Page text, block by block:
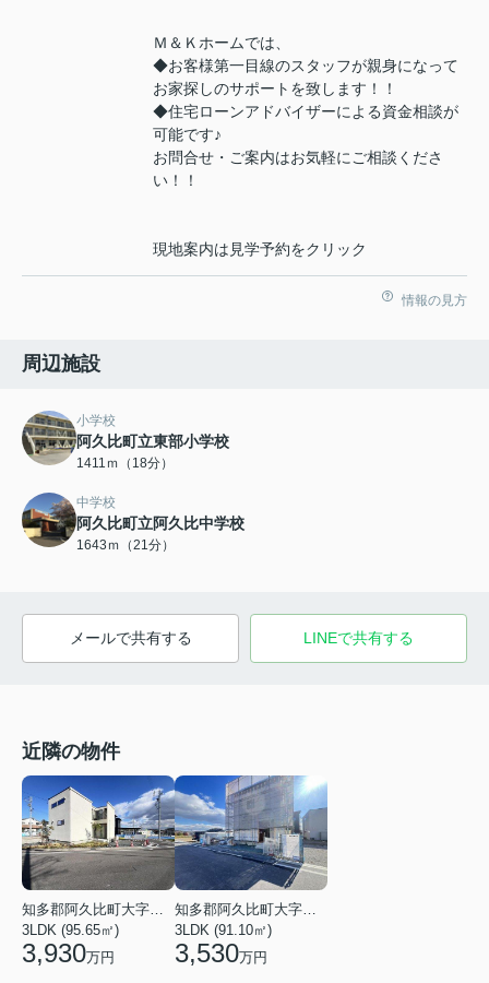
Ｍ＆Ｋホームでは、
◆お客様第一目線のスタッフが親身になって
お家探しのサポートを致します！！
◆住宅ローンアドバイザーによる資金相談が
可能です♪
お問合せ・ご案内はお気軽にご相談くださ
い！！
現地案内は見学予約をクリック
情報の見方
周辺施設
小学校
阿久比町立東部小学校
1411ｍ（18分）
中学校
阿久比町立阿久比中学校
1643ｍ（21分）
メールで共有する LINEで共有する
近隣の物件
知多郡阿久比町大字宮津字小廻間
3LDK (95.65㎡)
3,930万円
知多郡阿久比町大字宮津字小廻間
3LDK (91.10㎡)
3,530万円